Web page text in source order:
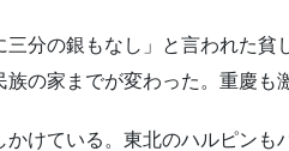
分の銀もなし」と言われた貧
の家までが変わった。重慶も
けている。東北のハルピンも